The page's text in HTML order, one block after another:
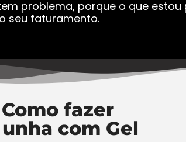
problema, porque o que
seu faturamento.
Como fazer
com Gel